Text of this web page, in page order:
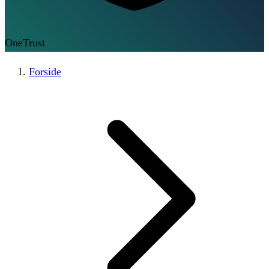
OneTrust
Forside